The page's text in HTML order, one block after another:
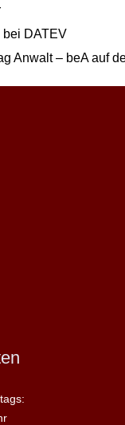
bei DATEV
Anwalt – beA auf